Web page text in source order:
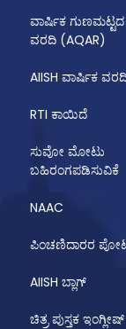
ವಾರ್ಷಿಕ
ವರದಿ (AQAR)
AIISH ವಾರ್ಷಿಕ
RTI ಕಾಯಿದೆ
ಸುವೋ ಮೋಟು
ಬಹಿರಂಗಪಡಿಸುವಿಕೆ
NAAC
ಪಿಂಚಣಿದಾರರ
AIISH ಬ್ಲಾಗ್
ಚಿತ್ರ ಪುಸ್ತಕ ಇಂಗ್ಲೀಷ್